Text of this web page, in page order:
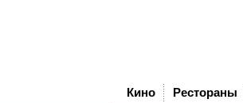
Кино Рестораны